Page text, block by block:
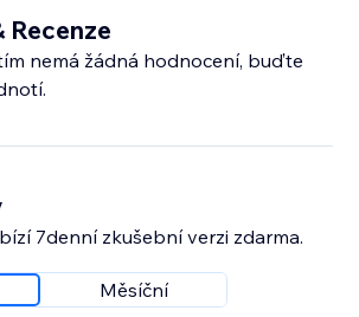
Recenze
nemá žádná hodnocení, buďte
7denní zkušební verzi zdarma.
Měsíční